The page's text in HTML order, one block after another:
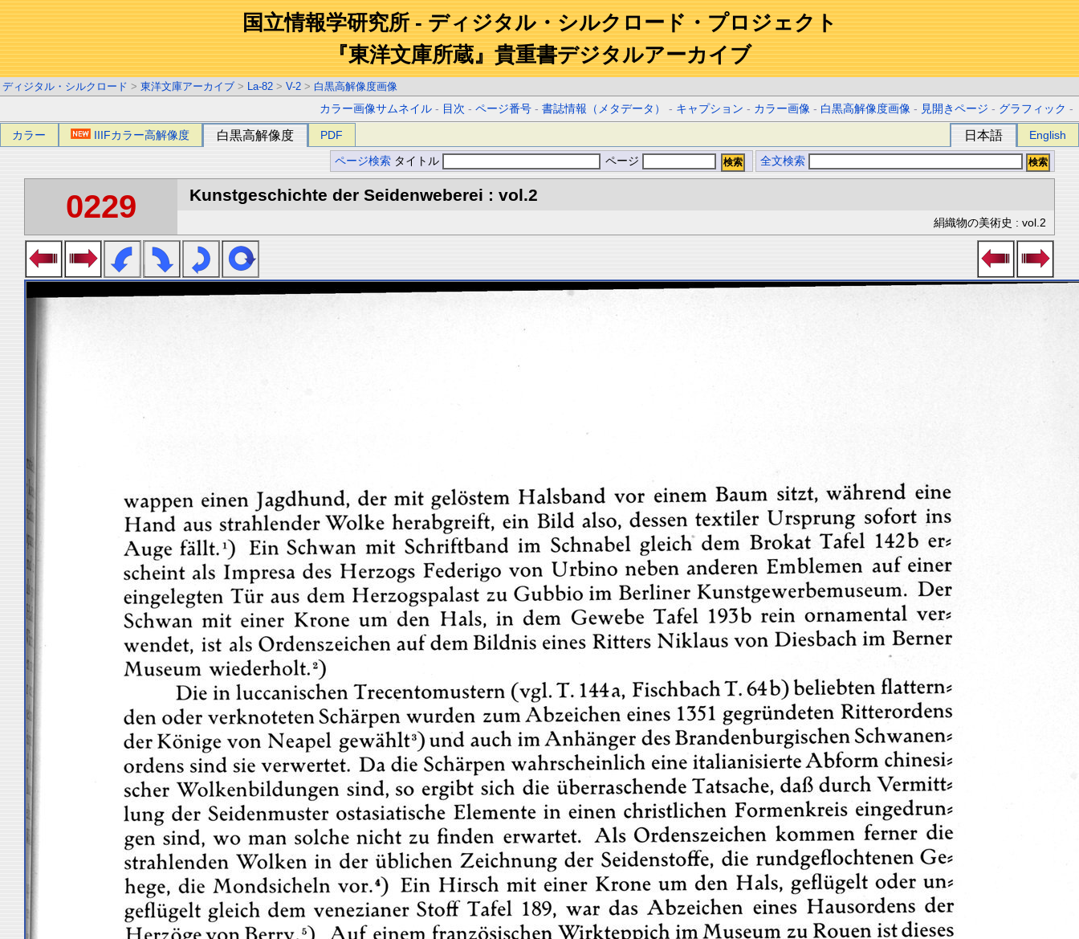
国立情報学研究所 - ディジタル・シルクロード・プロジェクト
『東洋文庫所蔵』貴重書デジタルアーカイブ
ディジタル・シルクロード > 東洋文庫アーカイブ > La-82 > V-2 > 白黒高解像度画像
カラー画像サムネイル - 目次 -ページ番号 -書誌情報（メタデータ） - キャプション - カラー画像 - 白黒高解像度画像 - 見開きページ - グラフィック -
カラー IIIFカラー高解像度 白黒高解像度 PDF 日本語 English
ページ検索 タイトル ページ 全文検索
0229 Kunstgeschichte der Seidenweberei : vol.2
絹織物の美術史 : vol.2